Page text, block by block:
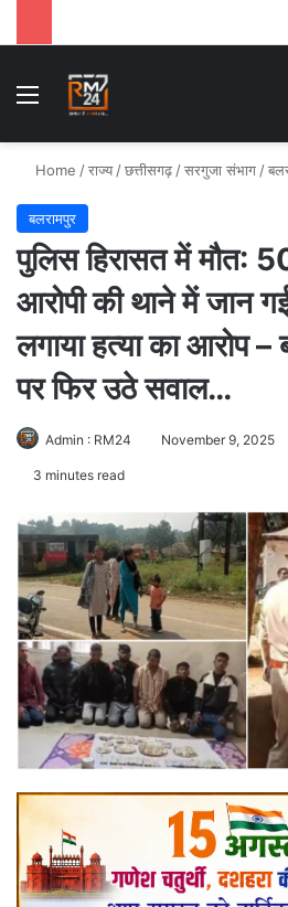
Menu
Home /राज्य /छत्तीसगढ़ /सरगुजा संभाग /
बलरामपुर
पुलिस हिरासत में मौत:
आरोपी की थाने में जान
लगाया हत्या का आरोप –
पर फिर उठे सवाल…
Admin : RM24 November 9, 2025
3 minutes read